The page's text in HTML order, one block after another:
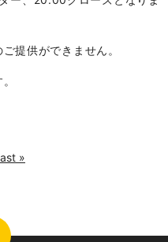
提供ができません。
»